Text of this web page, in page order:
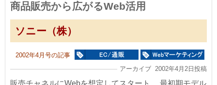
商品販売から広がるWeb活用
ソニー（株）
2002年4月号の記事
アーカイブ 2002年4月2日投稿